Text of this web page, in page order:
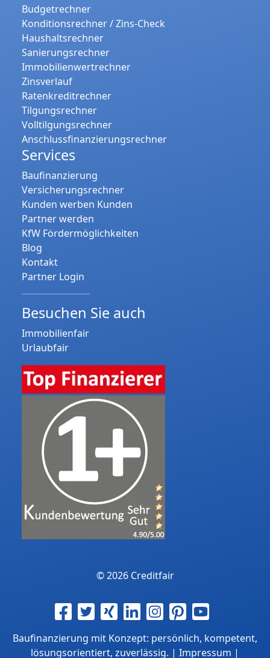
Budgetrechner
Konditionsrechner / Zins-Check
Haushaltsrechner
Sanierungsrechner
Immobilienwertrechner
Zinsverlauf
Ratenkreditrechner
Tilgungsrechner
Volltilgungsrechner
Anschlussfinanzierungsrechner
Services
Baufinanzierung
Versicherungsrechner
Kunden werben Kunden
Partner werden
KfW Fördermöglichkeiten
Blog
Kontakt
Partner Login
Besuchen Sie auch
Immobilienfair
Urlaubfair
© 2026 Creditfair
Baufinanzierung mit Konzept: persönlich, kompetent,
lösungsorientiert, zuverlässig. | Impressum |